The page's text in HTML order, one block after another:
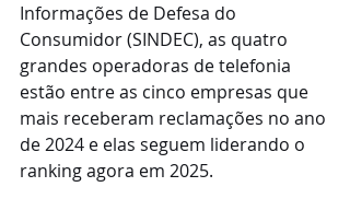
Informações de Defesa do
Consumidor (SINDEC), as quatro
grandes operadoras de telefonia
estão entre as cinco empresas que
mais receberam reclamações no ano
de 2024 e elas seguem liderando o
ranking agora em 2025.